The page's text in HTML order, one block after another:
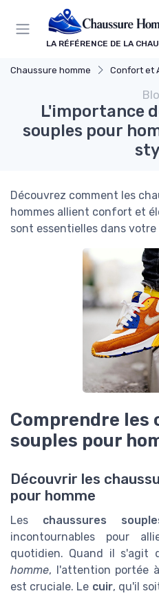
LA RÉFÉRENCE DE LA
Chaussure homme Confort et
L'importance
souples pour
Découvrez comment les
hommes allient confort et
sont essentielles dans
Comprendre les
souples pour
Découvrir les
pour homme
Les chaussures
incontournables pour
quotidien. Quand il s'agit
homme, l'attention portée
est cruciale. Le cuir, qu'il
Panneau de gestion des